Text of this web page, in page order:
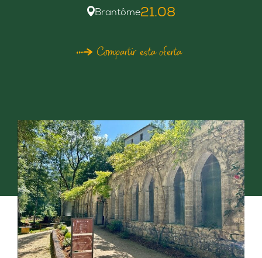
Brantôme21.08
Compartir esta oferta